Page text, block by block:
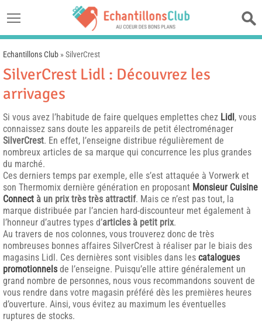
Echantillons Club »SilverCrest
SilverCrest Lidl : Découvrez les
arrivages
Si vous avez l’habitude de faire quelques emplettes chez Lidl, vous
connaissez sans doute les appareils de petit électroménager
SilverCrest. En effet, l’enseigne distribue régulièrement de
nombreux articles de sa marque qui concurrence les plus grandes
du marché.
Ces derniers temps par exemple, elle s’est attaquée à Vorwerk et
son Thermomix dernière génération en proposant Monsieur Cuisine
Connect à un prix très très attractif. Mais ce n’est pas tout, la
marque distribuée par l’ancien hard-discounteur met également à
l’honneur d’autres types d’articles à petit prix.
Au travers de nos colonnes, vous trouverez donc de très
nombreuses bonnes affaires SilverCrest à réaliser par le biais des
magasins Lidl. Ces dernières sont visibles dans les catalogues
promotionnels de l’enseigne. Puisqu’elle attire généralement un
grand nombre de personnes, nous vous recommandons souvent de
vous rendre dans votre magasin préféré dès les premières heures
d’ouverture. Ainsi, vous évitez au maximum les éventuelles
ruptures de stocks.